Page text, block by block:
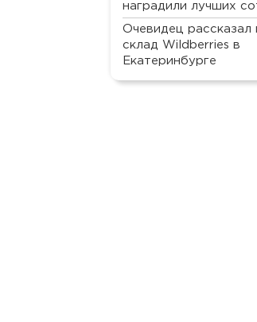
наградили лучших
Очевидец рассказал
склад Wildberries в
Екатеринбурге